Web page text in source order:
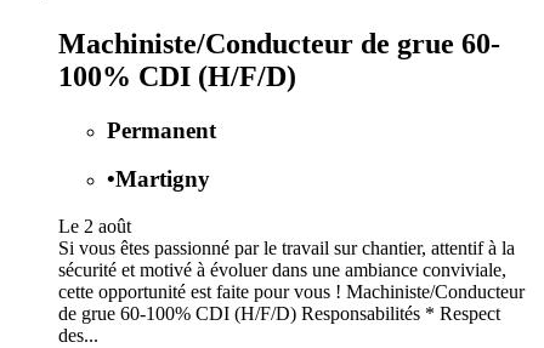
Machiniste/Conducteur de grue 60-
100% CDI (H/F/D)
Permanent
•Martigny
Le 2 août
Si vous êtes passionné par le travail sur chantier, attentif à la
sécurité et motivé à évoluer dans une ambiance conviviale,
cette opportunité est faite pour vous ! Machiniste/Conducteur
de grue 60-100% CDI (H/F/D) Responsabilités * Respect
des...